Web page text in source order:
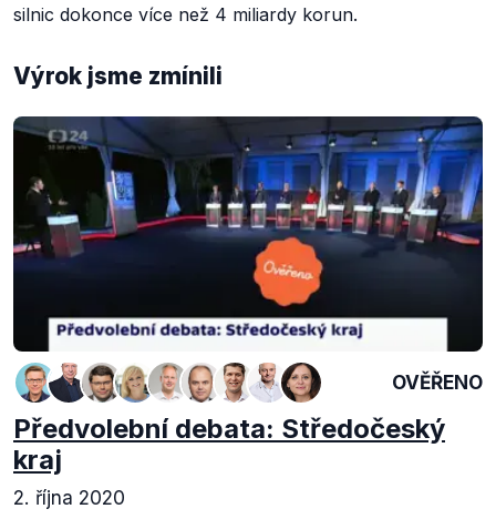
silnic dokonce více než 4 miliardy korun.
Výrok jsme zmínili
OVĚŘENO
Předvolební debata: Středočeský
kraj
2. října 2020